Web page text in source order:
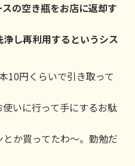
の空き瓶をお店に返却す
し再利用するというシス
10円くらいで引き取って
いに行って手にするお駄
か買ってたわ～。勤勉だ